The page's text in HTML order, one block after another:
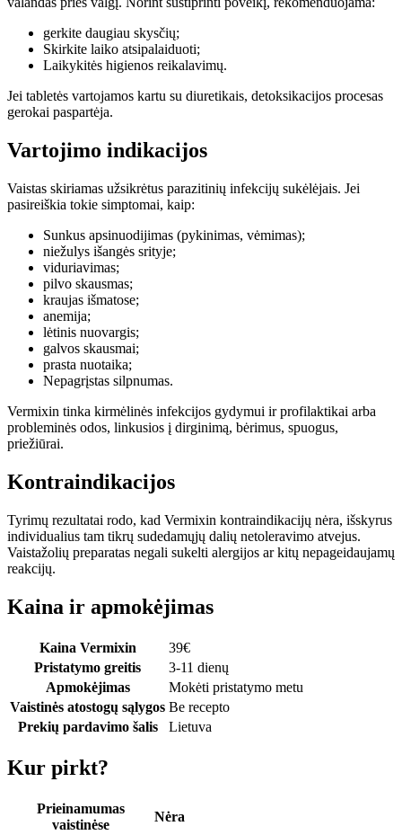
gerkite daugiau skysčių;
Skirkite laiko atsipalaiduoti;
Laikykitės higienos reikalavimų.
Jei tabletės vartojamos kartu su diuretikais, detoksikacijos procesas
gerokai paspartėja.
Vartojimo indikacijos
Vaistas skiriamas užsikrėtus parazitinių infekcijų sukėlėjais. Jei
pasireiškia tokie simptomai, kaip:
Sunkus apsinuodijimas (pykinimas, vėmimas);
niežulys išangės srityje;
viduriavimas;
pilvo skausmas;
kraujas išmatose;
anemija;
lėtinis nuovargis;
galvos skausmai;
prasta nuotaika;
Nepagrįstas silpnumas.
Vermixin tinka kirmėlinės infekcijos gydymui ir profilaktikai arba
probleminės odos, linkusios į dirginimą, bėrimus, spuogus,
priežiūrai.
Kontraindikacijos
Tyrimų rezultatai rodo, kad Vermixin kontraindikacijų nėra, išskyrus
individualius tam tikrų sudedamųjų dalių netoleravimo atvejus.
Vaistažolių preparatas negali sukelti alergijos ar kitų nepageidaujamų
reakcijų.
Kaina ir apmokėjimas
Kaina Vermixin 39€
Pristatymo greitis
3-11 dienų
Apmokėjimas
Mokėti pristatymo metu
Vaistinės atostogų sąlygos Be recepto
Prekių pardavimo šalis
Lietuva
Kur pirkt?
Prieinamumas
vaistinėse
Nėra